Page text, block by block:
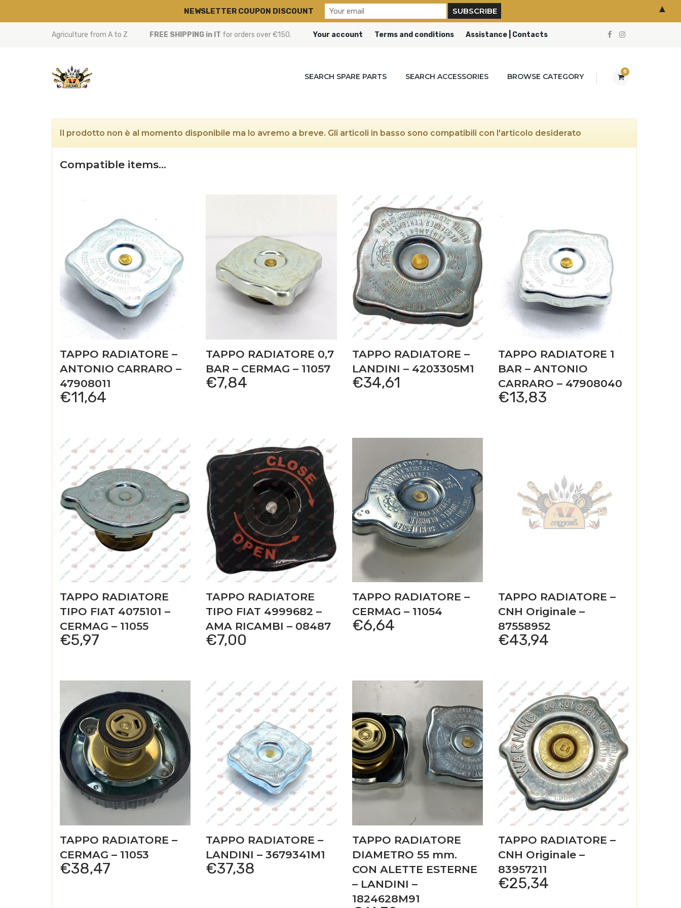
Agriculture from A to Z FREE SHIPPING in IT for orders over €150. Your account Terms and conditions Assistance | Contacts
0
SEARCH SPARE PARTS SEARCH ACCESSORIES BROWSE CATEGORY
Il prodotto non è al momento disponibile ma lo avremo a breve. Gli articoli in basso sono compatibili con l'articolo desiderato
Compatible items…
TAPPO RADIATORE –
ANTONIO CARRARO –
47908011
€11,64
TAPPO RADIATORE 0,7
BAR – CERMAG – 11057
€7,84
TAPPO RADIATORE –
LANDINI – 4203305M1
€34,61
TAPPO RADIATORE 1
BAR – ANTONIO
CARRARO – 47908040
€13,83
TAPPO RADIATORE
TIPO FIAT 4075101 –
CERMAG – 11055
€5,97
TAPPO RADIATORE
TIPO FIAT 4999682 –
AMA RICAMBI – 08487
€7,00
TAPPO RADIATORE –
CERMAG – 11054
€6,64
TAPPO RADIATORE –
CNH Originale –
87558952
€43,94
TAPPO RADIATORE –
CERMAG – 11053
€38,47
TAPPO RADIATORE –
LANDINI – 3679341M1
€37,38
TAPPO RADIATORE
DIAMETRO 55 mm.
CON ALETTE ESTERNE
– LANDINI –
1824628M91
TAPPO RADIATORE –
CNH Originale –
83957211
€25,34
NEWSLETTER COUPON DISCOUNT ▲